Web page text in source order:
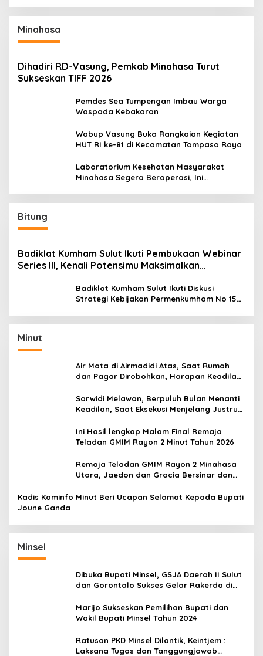
Minahasa
Dihadiri RD-Vasung, Pemkab Minahasa Turut
Sukseskan TIFF 2026
Pemdes Sea Tumpengan Imbau Warga
Waspada Kebakaran
Wabup Vasung Buka Rangkaian Kegiatan
HUT RI ke-81 di Kecamatan Tompaso Raya
Laboratorium Kesehatan Masyarakat
Minahasa Segera Beroperasi, Ini
Bitung
Badiklat Kumham Sulut Ikuti Pembukaan Webinar
Series III, Kenali Potensimu Maksimalkan
Badiklat Kumham Sulut Ikuti Diskusi
Strategi Kebijakan Permenkumham No 15
Minut
Air Mata di Airmadidi Atas, Saat Rumah
dan Pagar Dirobohkan, Harapan Keadilan
Sarwidi Melawan, Berpuluh Bulan Menanti
Keadilan, Saat Eksekusi Menjelang Justru
Ini Hasil lengkap Malam Final Remaja
Teladan GMIM Rayon 2 Minut Tahun 2026
Remaja Teladan GMIM Rayon 2 Minahasa
Utara, Jaedon dan Gracia Bersinar dan
Kadis Kominfo Minut Beri Ucapan Selamat Kepada Bupati
Joune Ganda
Minsel
Dibuka Bupati Minsel, GSJA Daerah II Sulut
dan Gorontalo Sukses Gelar Rakerda di
Marijo Sukseskan Pemilihan Bupati dan
Wakil Bupati Minsel Tahun 2024
Ratusan PKD Minsel Dilantik, Keintjem :
Laksana Tugas dan Tanggungjawab